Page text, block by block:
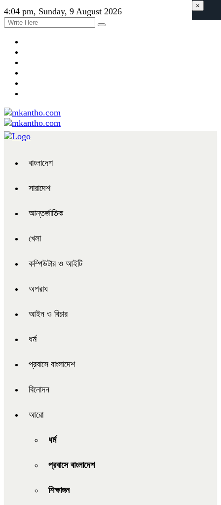
4:04 pm, Sunday, 9 August 2026
বাংলাদেশ
সারাদেশ
আন্তর্জাতিক
খেলা
কম্পিউটার ও আইটি
অপরাধ
আইন ও বিচার
ধর্ম
প্রবাসে বাংলাদেশ
বিনোদন
আরো
ধর্ম
প্রবাসে বাংলাদেশ
শিক্ষাঙ্গন
×